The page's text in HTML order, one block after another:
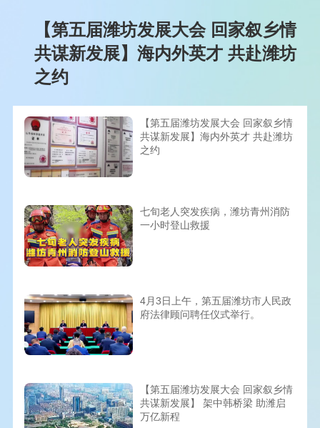
【第五届潍坊发展大会 回家叙乡情
共谋新发展】海内外英才 共赴潍坊
之约
【第五届潍坊发展大会 回家叙乡情
共谋新发展】海内外英才 共赴潍坊
之约
七旬老人突发疾病，潍坊青州消防
一小时登山救援
4月3日上午，第五届潍坊市人民政
府法律顾问聘任仪式举行。
【第五届潍坊发展大会 回家叙乡情
共谋新发展】 架中韩桥梁 助潍启
万亿新程